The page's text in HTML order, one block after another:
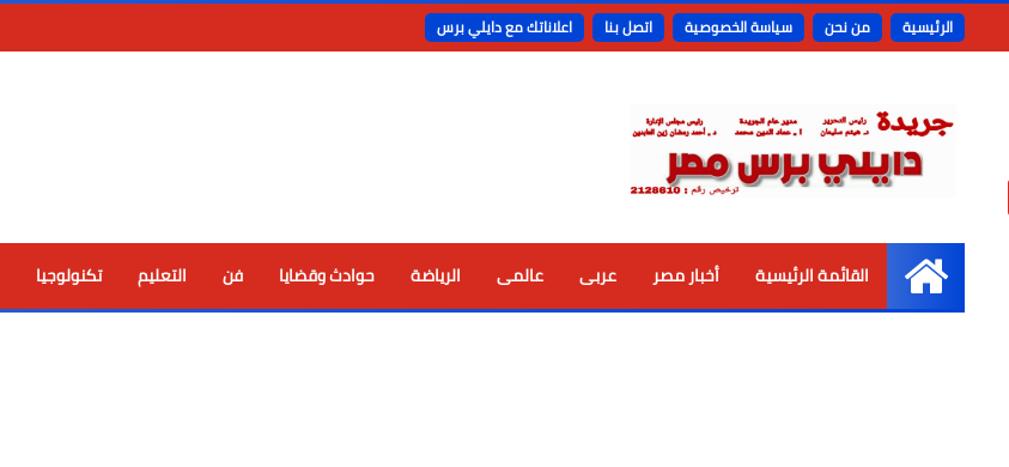
الرئيسية من نحن سياسة الخصوصية اتصل بنا اعلاناتك مع دايلي برس
الرئيسية
القائمة الرئيسية أخبار مصر عربى عالمى الرياضة حوادث وقضايا فن التعليم تكنولوجيا